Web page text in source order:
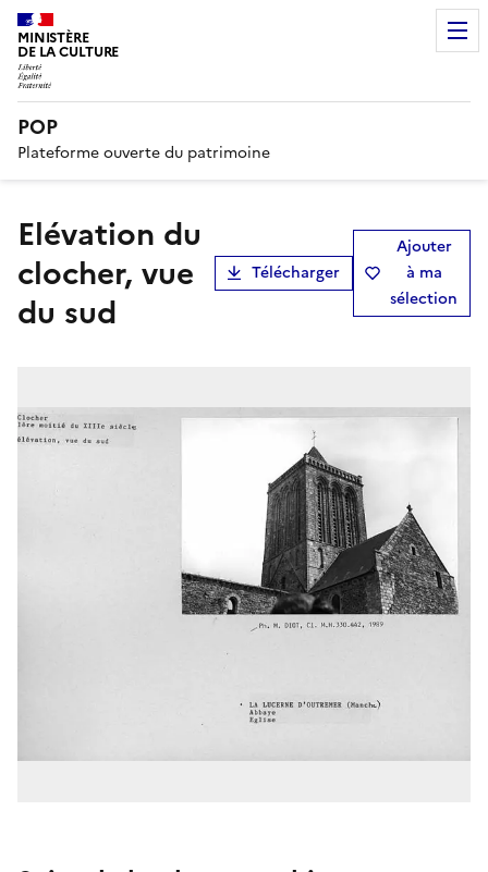
MINISTÈRE
DE LA CULTURE
POP
Plateforme ouverte du patrimoine
Elévation du
clocher, vue
du sud
Télécharger
Ajouter
à ma
sélection